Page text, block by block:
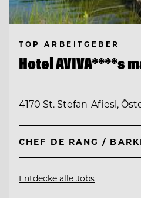
TOP ARBEITGEBER
Hotel AVIVA****s
4170 St. Stefan-Afiesl,
CHEF DE
Entdecke alle Jobs